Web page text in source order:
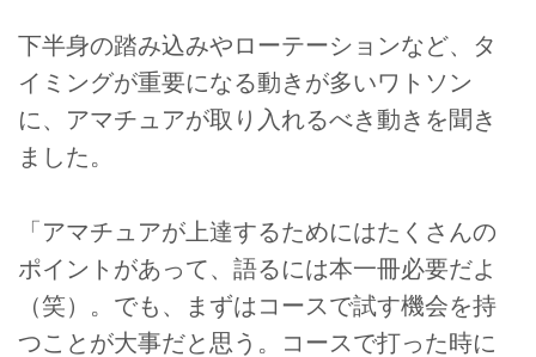
下半身の踏み込みやローテーションなど、タ
イミングが重要になる動きが多いワトソン
に、アマチュアが取り入れるべき動きを聞き
ました。
「アマチュアが上達するためにはたくさんの
ポイントがあって、語るには本一冊必要だよ
（笑）。でも、まずはコースで試す機会を持
つことが大事だと思う。コースで打った時に